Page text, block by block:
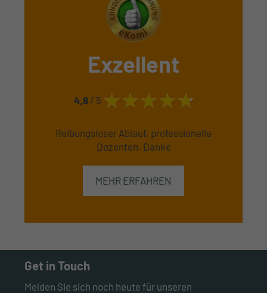
Exzellent
4,8/ 5
Reibungsloser Ablauf, professionelle
Dozenten. Danke
MEHR ERFAHREN
Get in Touch
Melden Sie sich noch heute für unseren